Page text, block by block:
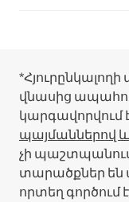
վնասից
կարգավորվում
պայմաններով
չի պաշտպանում
տարածքներ են
որտեղ գործում է